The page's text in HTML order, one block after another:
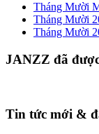
Tháng Mười
Tháng Mười
Tháng Mười
JANZZ đã
Tin tức mới &